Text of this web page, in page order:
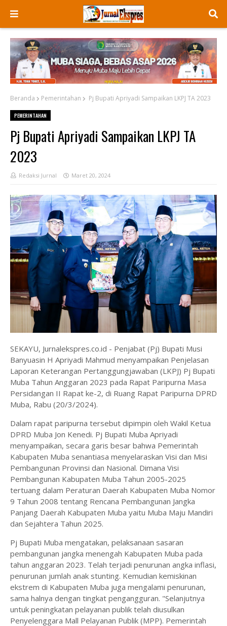
Beranda Pemerintahan Pj Bupati Apriyadi Sampaikan LKPJ TA 2023
PEMERINTAHAN
Pj Bupati Apriyadi Sampaikan LKPJ TA
2023
Redaksi Jurnal Maret 20, 2024
SEKAYU, Jurnalekspres.co.id - Penjabat (Pj) Bupati Musi
Banyuasin H Apriyadi Mahmud menyampaikan Penjelasan
Laporan Keterangan Pertanggungjawaban (LKPJ) Pj Bupati
Muba Tahun Anggaran 2023 pada Rapat Paripurna Masa
Persidangan II Rapat ke-2, di Ruang Rapat Paripurna DPRD
Muba, Rabu (20/3/2024).
Dalam rapat paripurna tersebut dipimpin oleh Wakil Ketua
DPRD Muba Jon Kenedi. Pj Bupati Muba Apriyadi
menyampaikan, secara garis besar bahwa Pemerintah
Kabupaten Muba senantiasa menyelaraskan Visi dan Misi
Pembangunan Provinsi dan Nasional. Dimana Visi
Pembangunan Kabupaten Muba Tahun 2005-2025
tertuang dalam Peraturan Daerah Kabupaten Muba Nomor
9 Tahun 2008 tentang Rencana Pembangunan Jangka
Panjang Daerah Kabupaten Muba yaitu Muba Maju Mandiri
dan Sejahtera Tahun 2025.
Pj Bupati Muba mengatakan, pelaksanaan sasaran
pembangunan jangka menengah Kabupaten Muba pada
tahun anggaran 2023. Telah terjadi penurunan angka inflasi,
penurunan jumlah anak stunting. Kemudian kemiskinan
ekstrem di Kabupaten Muba juga mengalami penurunan,
sama halnya dengan tingkat pengangguran. "Selanjutnya
untuk peningkatan pelayanan publik telah diusulkan
Penyelenggara Mall Pelayanan Publik (MPP). Pemerintah